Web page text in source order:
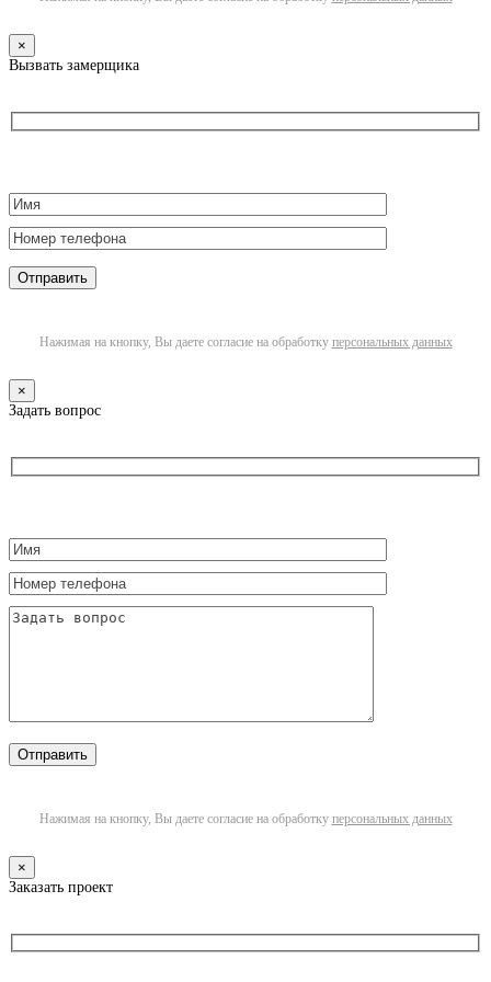
×
Вызвать замерщика
Нажимая на кнопку, Вы даете согласие на обработку персональных данных
×
Задать вопрос
Нажимая на кнопку, Вы даете согласие на обработку персональных данных
×
Заказать проект